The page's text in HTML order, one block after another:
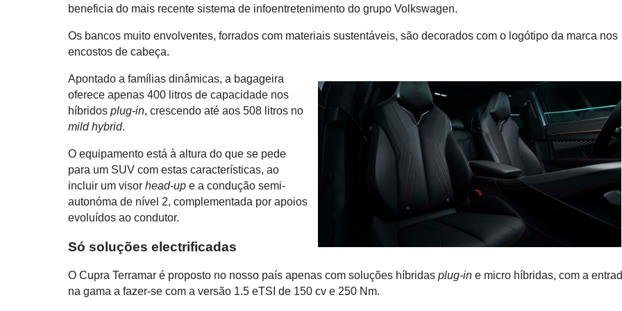
beneficia do mais recente sistema de infoentretenimento do grupo Volkswagen.
Os bancos muito envolventes, forrados com materiais sustentáveis, são decorados com o logótipo da marca nos
encostos de cabeça.
Apontado a famílias dinâmicas, a bagageira
oferece apenas 400 litros de capacidade nos
híbridosplug-in, crescendo até aos 508 litros no
mild hybrid.
O equipamento está à altura do que se pede
para um SUV com estas características, ao
incluir um visorhead-up e a condução semi-
autonóma de nível 2, complementada por apoios
evoluídos ao condutor.
Só soluções electrificadas
O Cupra Terramar é proposto no nosso país apenas com soluções híbridasplug-in e micro híbridas, com a
na gama a fazer-se com a versão 1.5 eTSI de 150 cv e 250 Nm.